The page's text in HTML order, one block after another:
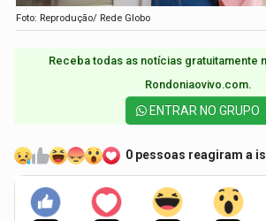
Foto: Reprodução/ Rede Globo
Receba todas as notícias gratuitamente
Rondoniaovivo.com.​
ENTRAR NO GRUPO
0 pessoas reagiram a